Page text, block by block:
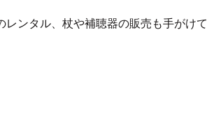
ンタル、杖や補聴器の販売も手がけて